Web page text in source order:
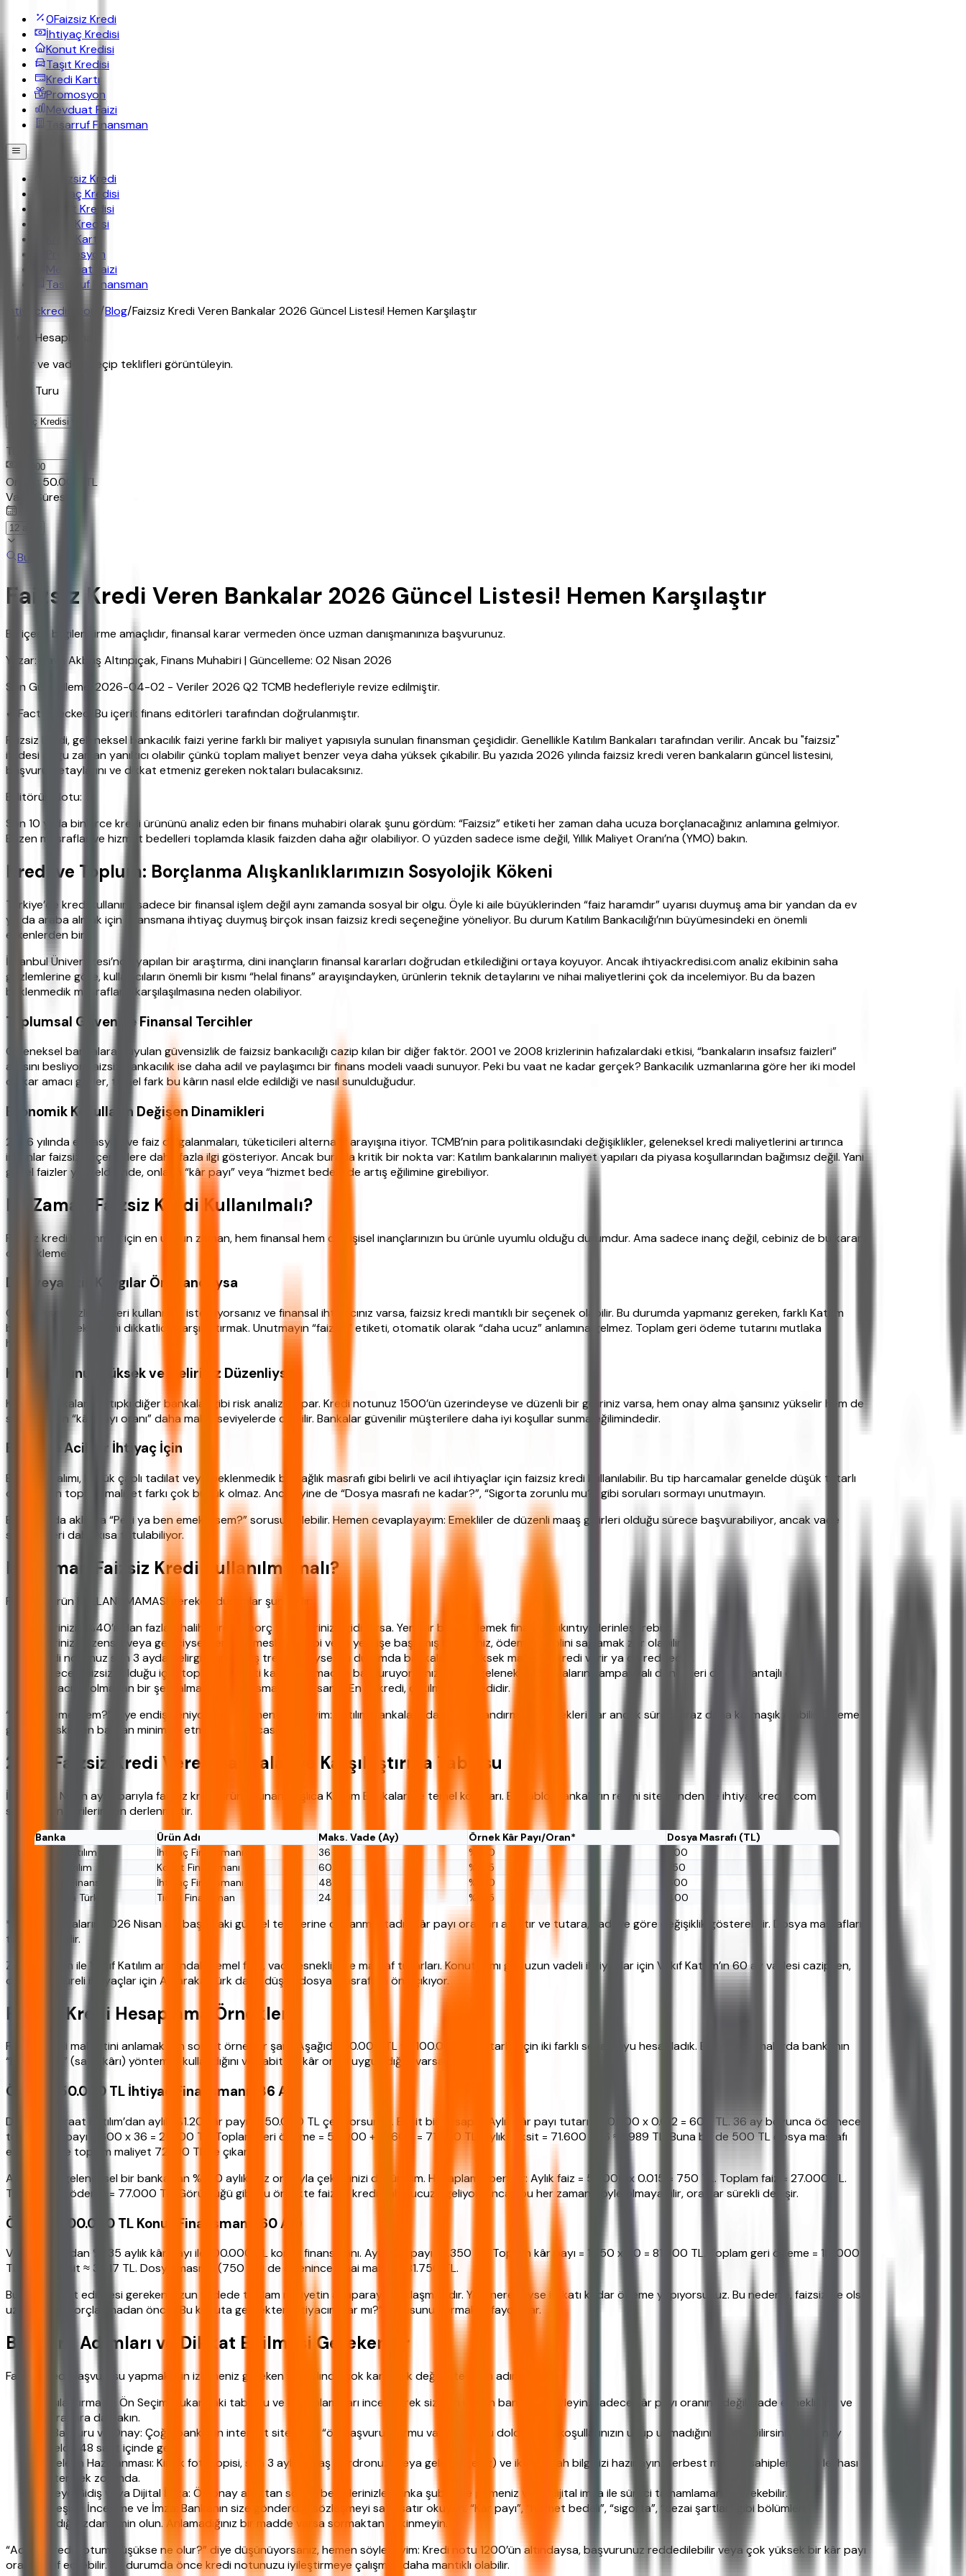
0Faizsiz Kredi
İhtiyaç Kredisi
Konut Kredisi
Taşıt Kredisi
Kredi Kartı
Promosyon
Mevduat Faizi
Tasarruf Finansman
Faizsiz Kredi
İhtiyaç Kredisi
Konut Kredisi
Taşıt Kredisi
Kredi Kartı
Promosyon
Mevduat Faizi
Tasarruf Finansman
ihtiyackredisi.com /Blog/Faizsiz Kredi Veren Bankalar 2026 Güncel Listesi! Hemen Karşılaştır
Kredi Hesaplama
Tutar ve vadeyi seçip teklifleri görüntüleyin.
Kredi Turu
Tutar
Ornek: 50.000
TL
Vade Süresi
Bul
Faizsiz Kredi Veren Bankalar 2026 Güncel Listesi! Hemen Karşılaştır
Bu içerik bilgilendirme amaçlıdır, finansal karar vermeden önce uzman danışmanınıza başvurunuz.
Yazar: Hava Akbaş Altınpıçak, Finans Muhabiri | Güncelleme: 02 Nisan 2026
Son Güncelleme: 2026-04-02 - Veriler 2026 Q2 TCMB hedefleriyle revize edilmiştir.
✔ Fact Checked: Bu içerik finans editörleri tarafından doğrulanmıştır.
Faizsiz kredi, geleneksel bankacılık faizi yerine farklı bir maliyet yapısıyla sunulan finansman çeşididir. Genellikle Katılım Bankaları tarafından verilir. Ancak bu "faizsiz"
ifadesi çoğu zaman yanıltıcı olabilir çünkü toplam maliyet benzer veya daha yüksek çıkabilir. Bu yazıda 2026 yılında faizsiz kredi veren bankaların güncel listesini,
başvuru detaylarını ve dikkat etmeniz gereken noktaları bulacaksınız.
Editörün Notu:
Son 10 yılda binlerce kredi ürününü analiz eden bir finans muhabiri olarak şunu gördüm: “Faizsiz” etiketi her zaman daha ucuza borçlanacağınız anlamına gelmiyor.
Bazen masraflar ve hizmet bedelleri toplamda klasik faizden daha ağır olabiliyor. O yüzden sadece isme değil, Yıllık Maliyet Oranı’na (YMO) bakın.
Kredi ve Toplum: Borçlanma Alışkanlıklarımızın Sosyolojik Kökeni
Türkiye’de kredi kullanımı sadece bir finansal işlem değil aynı zamanda sosyal bir olgu. Öyle ki aile büyüklerinden “faiz haramdır” uyarısı duymuş ama bir yandan da ev
ya da araba almak için finansmana ihtiyaç duymuş birçok insan faizsiz kredi seçeneğine yöneliyor. Bu durum Katılım Bankacılığı’nın büyümesindeki en önemli
etkenlerden biri.
İstanbul Üniversitesi’nde yapılan bir araştırma, dini inançların finansal kararları doğrudan etkilediğini ortaya koyuyor. Ancak ihtiyackredisi.com analiz ekibinin saha
gözlemlerine göre, kullanıcıların önemli bir kısmı “helal finans” arayışındayken, ürünlerin teknik detaylarını ve nihai maliyetlerini çok da incelemiyor. Bu da bazen
beklenmedik masraflarla karşılaşılmasına neden olabiliyor.
Toplumsal Güven ve Finansal Tercihler
Geleneksel bankalara duyulan güvensizlik de faizsiz bankacılığı cazip kılan bir diğer faktör. 2001 ve 2008 krizlerinin hafızalardaki etkisi, “bankaların insafsız faizleri”
algısını besliyor. Faizsiz bankacılık ise daha adil ve paylaşımcı bir finans modeli vaadi sunuyor. Peki bu vaat ne kadar gerçek? Bankacılık uzmanlarına göre her iki model
de kar amacı güder, temel fark bu kârın nasıl elde edildiği ve nasıl sunulduğudur.
Ekonomik Koşulların Değişen Dinamikleri
2026 yılında enflasyon ve faiz dalgalanmaları, tüketicileri alternatif arayışına itiyor. TCMB’nin para politikasındaki değişiklikler, geleneksel kredi maliyetlerini artırınca
insanlar faizsiz seçeneklere daha fazla ilgi gösteriyor. Ancak burada kritik bir nokta var: Katılım bankalarının maliyet yapıları da piyasa koşullarından bağımsız değil. Yani
genel faizler yükseldiğinde, onların “kâr payı” veya “hizmet bedeli” de artış eğilimine girebiliyor.
Ne Zaman Faizsiz Kredi Kullanılmalı?
Faizsiz kredi kullanmak için en uygun zaman, hem finansal hem de kişisel inançlarınızın bu ürünle uyumlu olduğu durumdur. Ama sadece inanç değil, cebiniz de bu kararı
desteklemeli.
Dini veya Etik Kaygılar Ön Plandaysa
Geleneksel faizli ürünleri kullanmak istemiyorsanız ve finansal ihtiyacınız varsa, faizsiz kredi mantıklı bir seçenek olabilir. Bu durumda yapmanız gereken, farklı Katılım
bankalarının tekliflerini dikkatlice karşılaştırmak. Unutmayın “faizsiz” etiketi, otomatik olarak “daha ucuz” anlamına gelmez. Toplam geri ödeme tutarını mutlaka
hesaplayın.
Kredi Notunuz Yüksek ve Geliriniz Düzenliyse
Katılım bankaları da tıpkı diğer bankalar gibi risk analizi yapar. Kredi notunuz 1500’ün üzerindeyse ve düzenli bir geliriniz varsa, hem onay alma şansınız yükselir hem de
size sunulan “kâr payı oranı” daha makul seviyelerde olabilir. Bankalar güvenilir müşterilere daha iyi koşullar sunma eğilimindedir.
Belirli ve Acil Bir İhtiyaç İçin
Ev eşyası alımı, küçük çaplı tadilat veya beklenmedik bir sağlık masrafı gibi belirli ve acil ihtiyaçlar için faizsiz kredi kullanılabilir. Bu tip harcamalar genelde düşük tutarlı
olduğu için toplam maliyet farkı çok büyük olmaz. Ancak yine de “Dosya masrafı ne kadar?”, “Sigorta zorunlu mu?” gibi soruları sormayı unutmayın.
Bu noktada aklınıza “Peki ya ben emekliysem?” sorusu gelebilir. Hemen cevaplayayım: Emekliler de düzenli maaş gelirleri olduğu sürece başvurabiliyor, ancak vade
seçenekleri daha kısa tutulabiliyor.
Ne Zaman Faizsiz Kredi Kullanılmamalı?
Finansal ürün KULLANILMAMASI gereken durumlar şunlardır:
Gelirinizin %40’ından fazlası halihazırdaki borç taksitlerinize gidiyorsa. Yeni bir borç eklemek finansal sıkıntıyı derinleştirebilir.
Geliriniz düzensiz veya geçiciyse. Serbest meslek sahibi veya yeni işe başlamış biriyseniz, ödeme disiplini sağlamak zor olabilir.
Kredi notunuz son 3 ayda belirgin bir düşüş trendindeyse. Bu durumda bankalar ya yüksek maliyetle kredi verir ya da reddeder.
Sadece “faizsiz” olduğu için, toplam maliyeti karşılaştırmadan başvuruyorsanız. Bazen geleneksel bankaların kampanyalı dönemleri daha avantajlı olabilir.
İhtiyacınız olmayan bir şeyi almak için finansman arıyorsanız. En iyi kredi, çekilmeyen kredidir.
“Ya ödeyemezsem?” diye endişeleniyorsanız, hemen belirteyim: Katılım bankalarında da yapılandırma seçenekleri var ancak süreç biraz daha karmaşık olabilir. Ödeme
güçlüğü riskini en baştan minimize etmek en akıllıcası.
2026 Faizsiz Kredi Veren Bankalar ve Karşılaştırma Tablosu
İşte 2026 Nisan ayı itibarıyla faizsiz kredi ürünü sunan başlıca Katılım Bankaları ve temel koşulları. Bu tablo, bankaların resmi sitelerinden ve ihtiyackredisi.com
simülasyon verilerinden derlenmiştir.
Banka Ürün Adı Maks. Vade (Ay) Örnek Kâr Payı/Oran*
Dosya Masrafı (TL)
Ziraat Katılım
İhtiyaç Finansmanı 36 %1.20
500
Vakıf Katılım
Konut Finansmanı 60 %1.35
750
Türkiye Finans
İhtiyaç Finansmanı 48 %1.30
600
Albaraka Türk
Ticari Finansman 24 %1.25 400
*Tablo, bankaların 2026 Nisan ayı başındaki güncel tekliflerine dayanmaktadır. Kâr payı oranları aylıktır ve tutara, vadeye göre değişiklik gösterebilir. Dosya masrafları
tahsil edilebilir.
Ziraat Katılım ile Vakıf Katılım arasındaki temel fark, vade esnekliği ve masraf tutarları. Konut alımı gibi uzun vadeli ihtiyaçlar için Vakıf Katılım’ın 60 ay vadesi cazipken,
daha kısa süreli ihtiyaçlar için Albaraka Türk daha düşük dosya masrafıyla öne çıkıyor.
Faizsiz Kredi Hesaplama Örnekleri
Faizsiz kredi maliyetini anlamak için somut örnekler şart. Aşağıda 50.000 TL ve 100.000 TL tutarlar için iki farklı senaryoyu hesapladık. Bu hesaplamalarda bankanın
“Murabaha” (satış kârı) yöntemini kullandığını ve sabit bir kâr oranı uyguladığını varsayıyoruz.
Örnek 1: 50.000 TL İhtiyaç Finansmanı (36 Ay)
Diyelim ki Ziraat Katılım’dan aylık %1.20 kâr payı ile 50.000 TL çekiyorsunuz. Basit bir hesapla: Aylık kâr payı tutarı = 50.000 x 0.012 = 600 TL. 36 ay boyunca ödenecek
toplam kâr payı = 600 x 36 = 21.600 TL. Toplam geri ödeme = 50.000 + 21.600 = 71.600 TL. Aylık taksit = 71.600 / 36 ≈ 1.989 TL. Buna bir de 500 TL dosya masrafı
eklendiğinde toplam maliyet 72.100 TL’ye çıkar.
Aynı tutarı geleneksel bir bankadan %1.50 aylık faiz oranıyla çektiğinizi düşünelim. Hesaplama benzer: Aylık faiz = 50.000 x 0.015 = 750 TL. Toplam faiz = 27.000 TL.
Toplam geri ödeme = 77.000 TL. Görüldüğü gibi bu örnekte faizsiz kredi daha ucuza geliyor. Ancak bu her zaman böyle olmayabilir, oranlar sürekli değişir.
Örnek 2: 100.000 TL Konut Finansmanı (60 Ay)
Vakıf Katılım’dan %1.35 aylık kâr payı ile 100.000 TL konut finansmanı. Aylık kâr payı = 1.350 TL. Toplam kâr payı = 1.350 x 60 = 81.000 TL. Toplam geri ödeme = 181.000
TL. Aylık taksit ≈ 3.017 TL. Dosya masrafı (750 TL) de eklenince nihai maliyet 181.750 TL.
Burada dikkat edilmesi gereken, uzun vadede toplam maliyetin anaparaya yaklaşmasıdır. Yani neredeyse iki katı kadar ödeme yapıyorsunuz. Bu nedenle, faizsiz de olsa
uzun vadeli borçlanmadan önce “Bu konuta gerçekten ihtiyacım var mı?” sorusunu sormakta fayda var.
Başvuru Adımları ve Dikkat Edilmesi Gerekenler
Faizsiz kredi başvurusu yapmak için izlemeniz gereken yol aslında çok karmaşık değil. İşte adım adım süreç:
Karşılaştırma ve Ön Seçim: Yukarıdaki tabloyu ve hesaplamaları inceleyerek size en uygun bankayı belirleyin. Sadece kâr payı oranına değil, vade esnekliğine ve
masraflara da bakın.
Ön Başvuru ve Onay: Çoğu bankanın internet sitesinde “ön başvuru” formu var. Bu formu doldurarak, koşullarınızın uyup uymadığını öğrenebilirsiniz. Ön onay
genelde 48 saat içinde gelir.
Belgelerin Hazırlanması: Kimlik fotokopisi, son 3 aylık maaş bordronuz (veya gelir belgeniz) ve ikametgah bilginizi hazırlayın. Serbest meslek sahipleri vergi levhası
göstermek zorunda.
Şubeye Gidiş veya Dijital İmza: Ön onay aldıktan sonra, belgelerinizle banka şubesine gitmeniz veya dijital imza ile süreci tamamlamanız gerekebilir.
Sözleşme İnceleme ve İmza: Bankanın size gönderdiği sözleşmeyi satır satır okuyun. “Kâr payı”, “hizmet bedeli”, “sigorta”, “cezai şartlar” gibi bölümleri
anladığınızdan emin olun. Anlamadığınız bir madde varsa sormaktan çekinmeyin.
“Acaba kredi notum düşükse ne olur?” diye düşünüyorsanız, hemen söyleyeyim: Kredi notu 1200’ün altındaysa, başvurunuz reddedilebilir veya çok yüksek bir kâr payı
oranı teklif edilebilir. Bu durumda önce kredi notunuzu iyileştirmeye çalışmak daha mantıklı olabilir.